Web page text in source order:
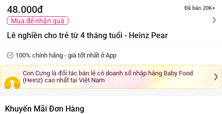
48.000đ Đã bán 20K+
Mua để nhận quà
Lê nghiền cho trẻ từ 4 tháng tuổi - Heinz Pear
100% chính hãng - giá tốt nhất ở App
Con Cưng là đối tác bán lẻ có doanh số nhập hàng Baby Food
(Heinz) cao nhất tại Việt Nam
Khuyến Mãi Đơn Hàng